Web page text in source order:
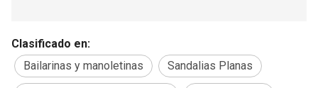
Clasificado en:
Bailarinas y manoletinas
Sandalias Planas